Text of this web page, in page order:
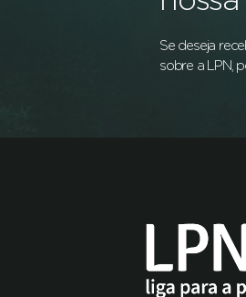
Se deseja
sobre a LPN,